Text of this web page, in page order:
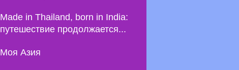
Made in Thailand, born in India:
путешествие продолжается...
Моя Азия